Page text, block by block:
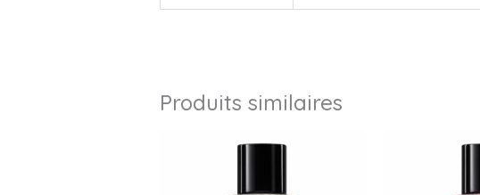
Produits similaires